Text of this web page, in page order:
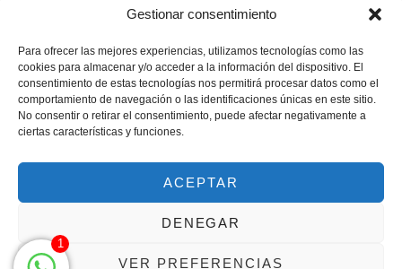
Gestionar consentimiento
Para ofrecer las mejores experiencias, utilizamos tecnologías como las
cookies para almacenar y/o acceder a la información del dispositivo. El
consentimiento de estas tecnologías nos permitirá procesar datos como el
comportamiento de navegación o las identificaciones únicas en este sitio.
No consentir o retirar el consentimiento, puede afectar negativamente a
ciertas características y funciones.
ACEPTAR
DENEGAR
VER PREFERENCIAS
Política de devoluciones
Marca Registrada
1